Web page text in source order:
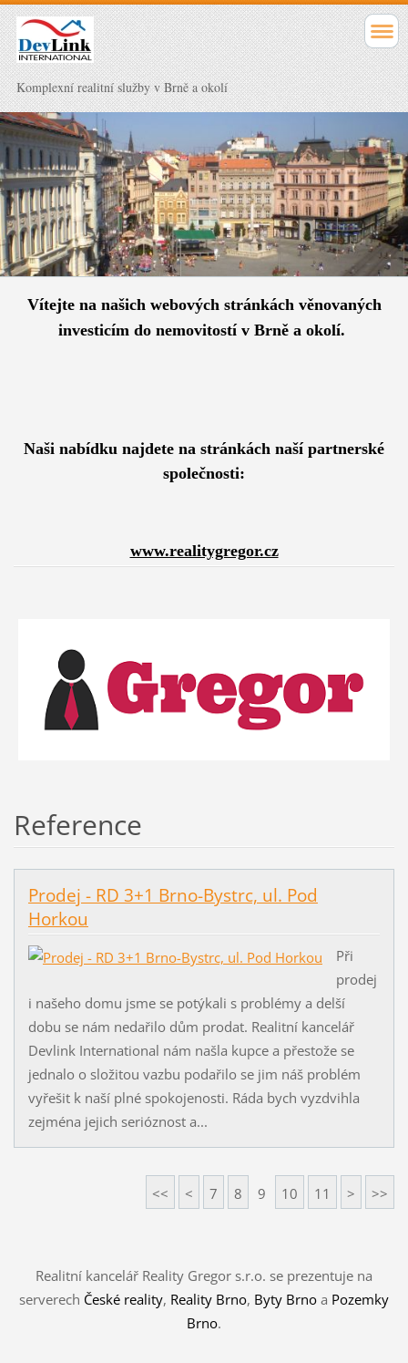
Komplexní realitní služby v Brně a okolí
Vítejte na našich webových stránkách věnovaných
investicím do nemovitostí v Brně a okolí.
Naši nabídku najdete na stránkách naší partnerské
společnosti:
www.realitygregor.cz
Reference
Prodej - RD 3+1 Brno-Bystrc, ul. Pod
Horkou
Při
prodej
i našeho domu jsme se potýkali s problémy a delší
dobu se nám nedařilo dům prodat. Realitní kancelář
Devlink International nám našla kupce a přestože se
jednalo o složitou vazbu podařilo se jim náš problém
vyřešit k naší plné spokojenosti. Ráda bych vyzdvihla
zejména jejich serióznost a...
<< < 7 8 9 10 11 > >>
Realitní kancelář Reality Gregor s.r.o. se prezentuje na
serverech České reality, Reality Brno, Byty Brno a Pozemky
Brno.